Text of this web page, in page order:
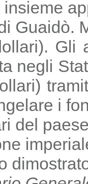
insieme
Guaidò.
Gli
negli
i
del